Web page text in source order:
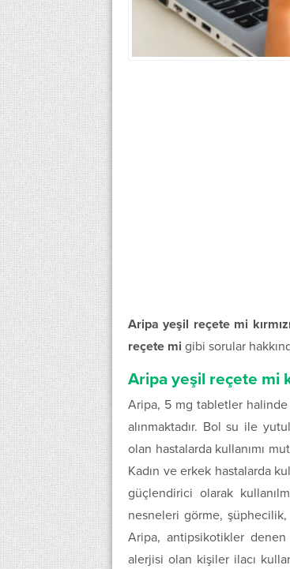
Aripa yeşil reçete mi
reçete mi gibi sorular
Aripa yeşil reçete mi
Aripa, 5 mg tabletler halinde
alınmaktadır. Bol su ile
olan hastalarda kullanımı
Kadın ve erkek hastalarda
güçlendirici olarak
nesneleri görme, şüphecilik,
Aripa, antipsikotikler
alerjisi olan kişiler ilacı